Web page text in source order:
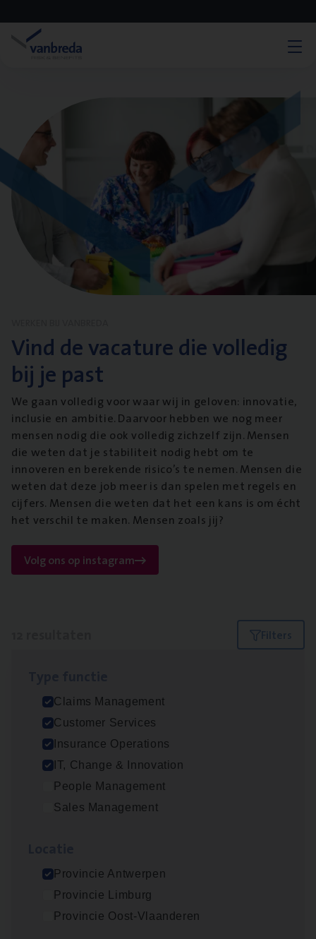
Vind de vacature die volledig
bij je past
We gaan volledig voor waar wij in geloven: innovatie,
inclusie en ambitie. Daarvoor hebben we nog meer
mensen nodig die ook volledig zichzelf zijn. Mensen
die weten dat je stabiliteit nodig hebt om te
innoveren en berekende risico’s te nemen. Mensen die
weten dat deze job meer is dan spelen met regels en
cijfers. Mensen die weten dat het een kans is om écht
het verschil te maken. Mensen zoals jij?
Volg ons op instagram
Filters
Claims Management
Customer Services
Insurance Operations
IT, Change & Innovation
People Management
Sales Management
Provincie Antwerpen
Provincie Limburg
Provincie Oost-Vlaanderen
Test Ana­lyst
IT, Change & Innovation
Antwerpen
Scha­de Expert Fleet
Busi­ness Analyst